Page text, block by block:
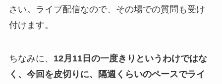
さい。ライブ配信なので、その場での質問も受け
付けます。
ちなみに、 12月11日の一度きりというわけではな
く、今回を皮切りに、隔週くらいのペースでライ